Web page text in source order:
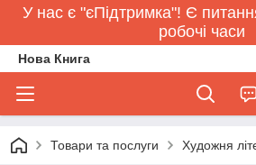
У нас є "єПідтримка"! Є
робочі часи
Нова Книга
Товари та послуги Художня